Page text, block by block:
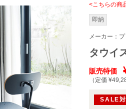
<こちらの商
即納
メーカー：
タウイ
販売特価
（定価
SALE